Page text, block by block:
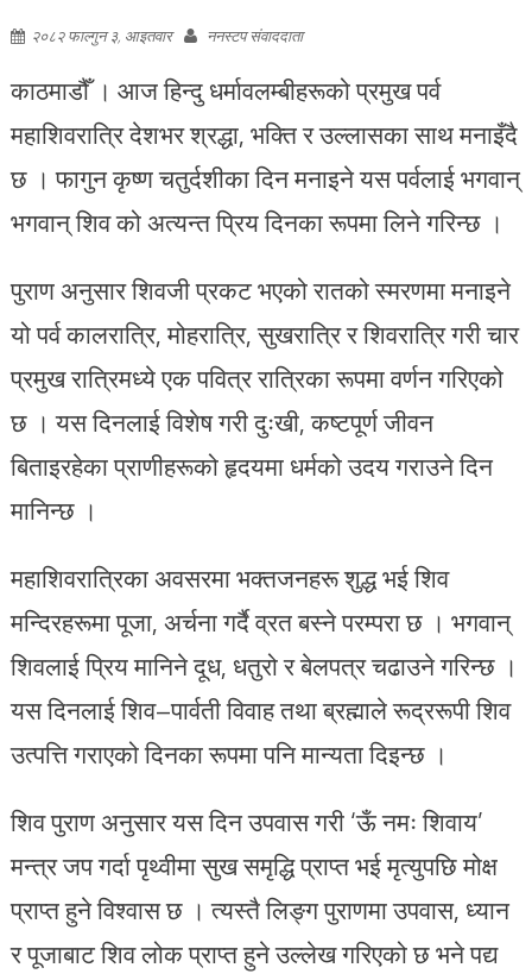
२०८२ फाल्गुन ३, आइतवार ननस्टप संवाददाता
काठमाडौँ । आज हिन्दु धर्मावलम्बीहरूको प्रमुख पर्व
महाशिवरात्रि देशभर श्रद्धा, भक्ति र उल्लासका साथ मनाइँदै
छ । फागुन कृष्ण चतुर्दशीका दिन मनाइने यस पर्वलाई भगवान्
भगवान् शिव को अत्यन्त प्रिय दिनका रूपमा लिने गरिन्छ ।
पुराण अनुसार शिवजी प्रकट भएको रातको स्मरणमा मनाइने
यो पर्व कालरात्रि, मोहरात्रि, सुखरात्रि र शिवरात्रि गरी चार
प्रमुख रात्रिमध्ये एक पवित्र रात्रिका रूपमा वर्णन गरिएको
छ । यस दिनलाई विशेष गरी दुःखी, कष्टपूर्ण जीवन
बिताइरहेका प्राणीहरूको हृदयमा धर्मको उदय गराउने दिन
मानिन्छ ।
महाशिवरात्रिका अवसरमा भक्तजनहरू शुद्ध भई शिव
मन्दिरहरूमा पूजा, अर्चना गर्दै व्रत बस्ने परम्परा छ । भगवान्
शिवलाई प्रिय मानिने दूध, धतुरो र बेलपत्र चढाउने गरिन्छ ।
यस दिनलाई शिव–पार्वती विवाह तथा ब्रह्माले रूद्ररूपी शिव
उत्पत्ति गराएको दिनका रूपमा पनि मान्यता दिइन्छ ।
शिव पुराण अनुसार यस दिन उपवास गरी ‘ऊँ नमः शिवाय’
मन्त्र जप गर्दा पृथ्वीमा सुख समृद्धि प्राप्त भई मृत्युपछि मोक्ष
प्राप्त हुने विश्वास छ । त्यस्तै लिङ्ग पुराणमा उपवास, ध्यान
र पूजाबाट शिव लोक प्राप्त हुने उल्लेख गरिएको छ भने पद्य